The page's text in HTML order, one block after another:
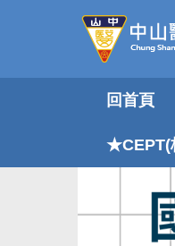
要
回首頁
★CEPT(